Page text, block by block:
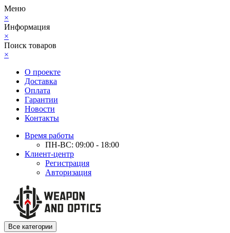
Меню
×
Информация
×
Поиск товаров
×
О проекте
Доставка
Оплата
Гарантии
Новости
Контакты
Время работы
ПН-ВС: 09:00 - 18:00
Клиент-центр
Регистрация
Авторизация
Все категории